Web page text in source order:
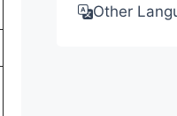
Other